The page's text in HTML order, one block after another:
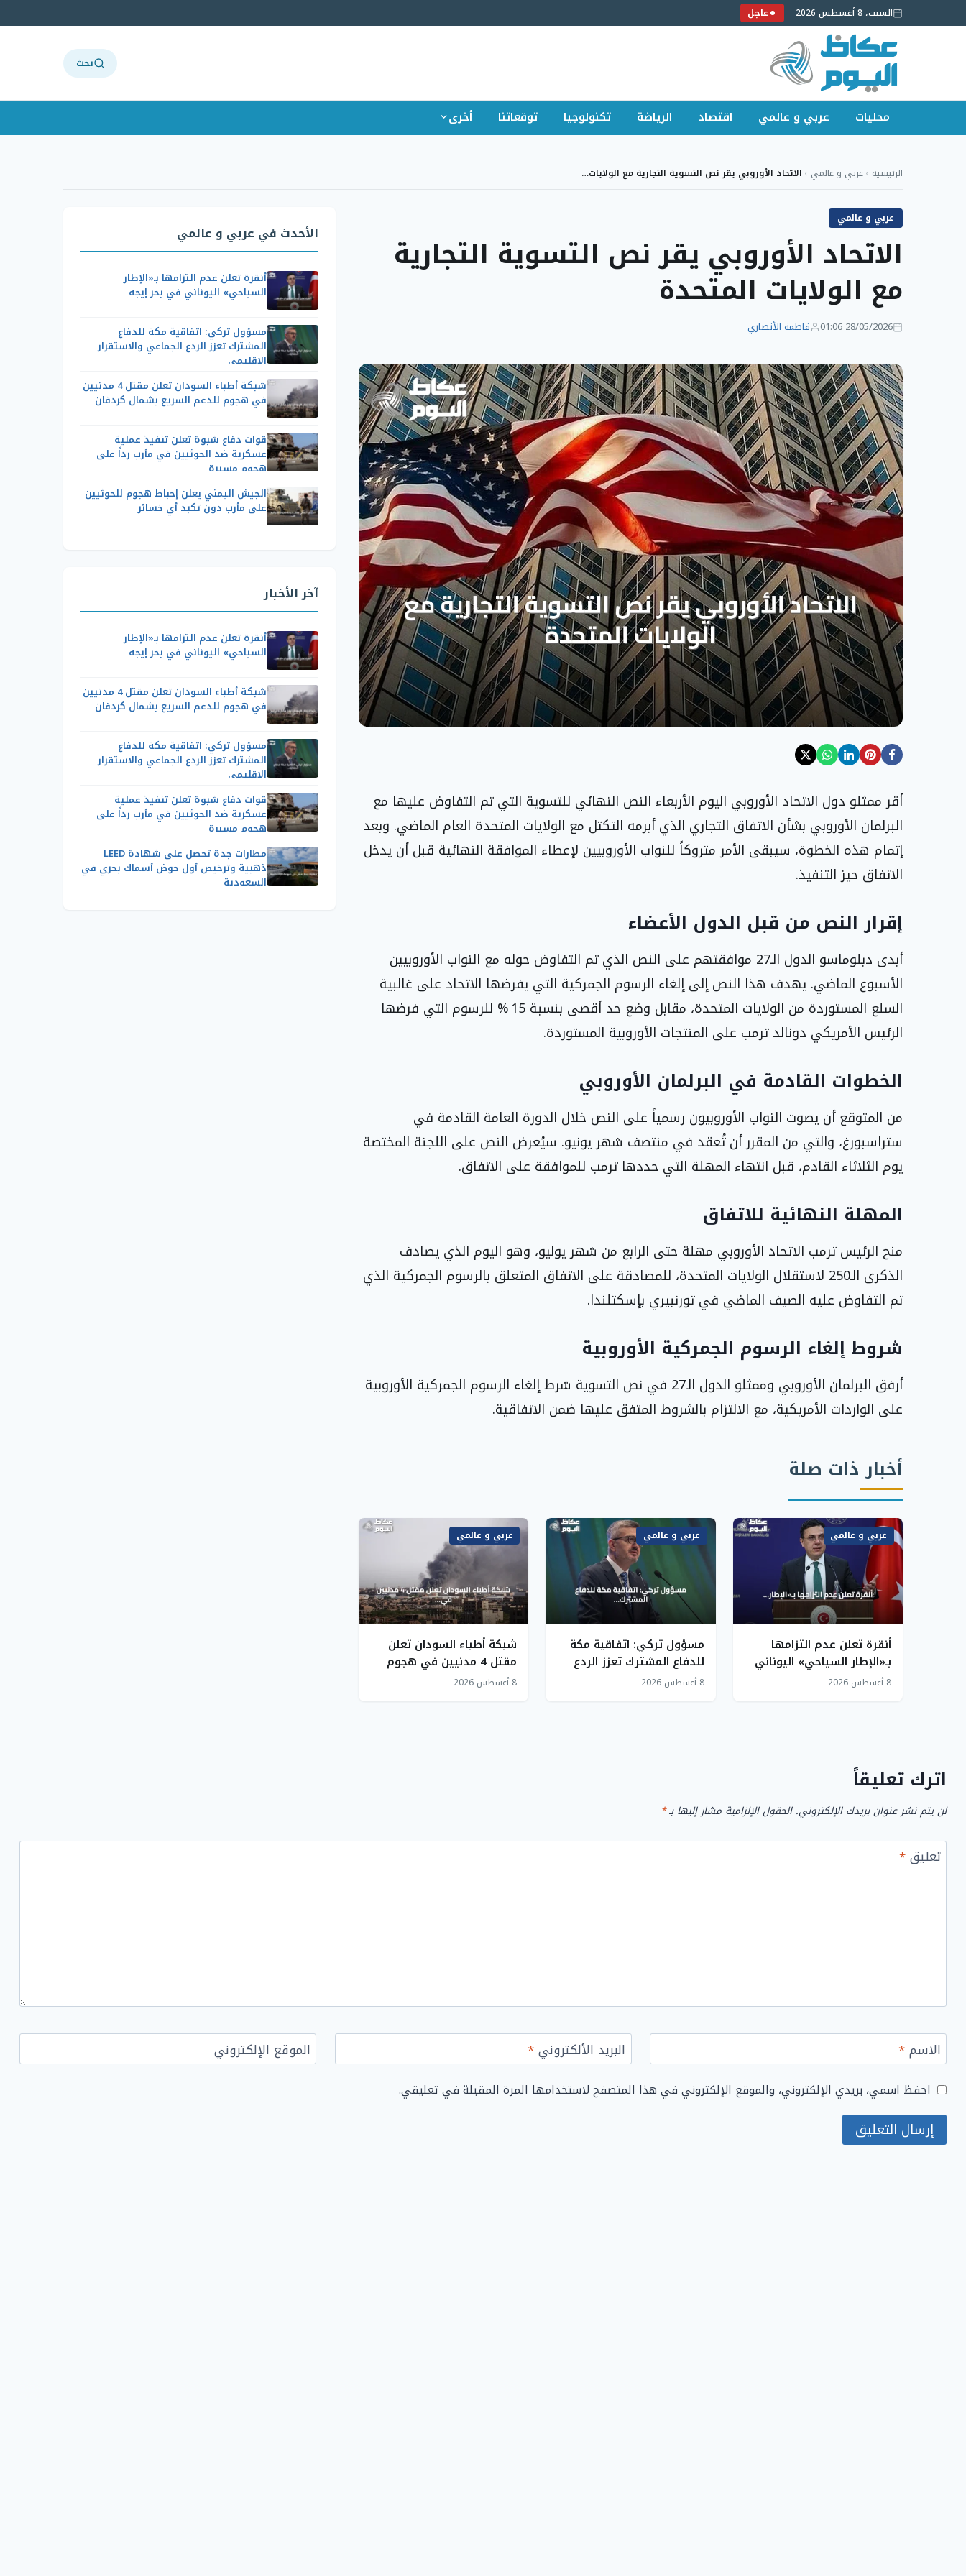
السبت، 8 أغسطس 2026 عاجل
بحث
محليات عربي و عالمي اقتصاد الرياضة تكنولوجيا توقعاتنا أخرى
الرئيسية ›عربي و عالمي › الاتحاد الأوروبي يقر نص التسوية التجارية مع الولايات…
عربي و عالمي
الاتحاد الأوروبي يقر نص التسوية التجارية
مع الولايات المتحدة
28/05/2026 01:06 فاطمة الأنصاري
أقر ممثلو دول الاتحاد الأوروبي اليوم الأربعاء النص النهائي للتسوية التي تم التفاوض عليها مع
البرلمان الأوروبي بشأن الاتفاق التجاري الذي أبرمه التكتل مع الولايات المتحدة العام الماضي. وبعد
إتمام هذه الخطوة، سيبقى الأمر متروكاً للنواب الأوروبيين لإعطاء الموافقة النهائية قبل أن يدخل
الاتفاق حيز التنفيذ.
إقرار النص من قبل الدول الأعضاء
أبدى دبلوماسو الدول الـ27 موافقتهم على النص الذي تم التفاوض حوله مع النواب الأوروبيين
الأسبوع الماضي. يهدف هذا النص إلى إلغاء الرسوم الجمركية التي يفرضها الاتحاد على غالبية
السلع المستوردة من الولايات المتحدة، مقابل وضع حد أقصى بنسبة 15 % للرسوم التي فرضها
الرئيس الأمريكي دونالد ترمب على المنتجات الأوروبية المستوردة.
الخطوات القادمة في البرلمان الأوروبي
من المتوقع أن يصوت النواب الأوروبيون رسمياً على النص خلال الدورة العامة القادمة في
ستراسبورغ، والتي من المقرر أن تُعقد في منتصف شهر يونيو. سيُعرض النص على اللجنة المختصة
يوم الثلاثاء القادم، قبل انتهاء المهلة التي حددها ترمب للموافقة على الاتفاق.
المهلة النهائية للاتفاق
منح الرئيس ترمب الاتحاد الأوروبي مهلة حتى الرابع من شهر يوليو، وهو اليوم الذي يصادف
الذكرى الـ250 لاستقلال الولايات المتحدة، للمصادقة على الاتفاق المتعلق بالرسوم الجمركية الذي
تم التفاوض عليه الصيف الماضي في تورنبيري بإسكتلندا.
شروط إلغاء الرسوم الجمركية الأوروبية
أرفق البرلمان الأوروبي وممثلو الدول الـ27 في نص التسوية شرط إلغاء الرسوم الجمركية الأوروبية
على الواردات الأمريكية، مع الالتزام بالشروط المتفق عليها ضمن الاتفاقية.
أخبار ذات صلة
عربي و عالمي
أنقرة تعلن عدم التزامها
بـ«الإطار السياحي» اليوناني
في بحر إيجه
8 أغسطس 2026
عربي و عالمي
مسؤول تركي: اتفاقية مكة
للدفاع المشترك تعزز الردع
الجماعي والاستقرار الإقليمي
8 أغسطس 2026
عربي و عالمي
شبكة أطباء السودان تعلن
مقتل 4 مدنيين في هجوم
للدعم السريع بشمال كردفان
8 أغسطس 2026
الأحدث في عربي و عالمي
أنقرة تعلن عدم التزامها بـ«الإطار
السياحي» اليوناني في بحر إيجه
مسؤول تركي: اتفاقية مكة للدفاع
المشترك تعزز الردع الجماعي والاستقرار
الإقليمي
شبكة أطباء السودان تعلن مقتل 4 مدنيين
في هجوم للدعم السريع بشمال كردفان
قوات دفاع شبوة تعلن تنفيذ عملية
عسكرية ضد الحوثيين في مأرب رداً على
هجوم مسيرة
الجيش اليمني يعلن إحباط هجوم للحوثيين
على مأرب دون تكبد أي خسائر
آخر الأخبار
أنقرة تعلن عدم التزامها بـ«الإطار
السياحي» اليوناني في بحر إيجه
شبكة أطباء السودان تعلن مقتل 4 مدنيين
في هجوم للدعم السريع بشمال كردفان
مسؤول تركي: اتفاقية مكة للدفاع
المشترك تعزز الردع الجماعي والاستقرار
الإقليمي
قوات دفاع شبوة تعلن تنفيذ عملية
عسكرية ضد الحوثيين في مأرب رداً على
هجوم مسيرة
مطارات جدة تحصل على شهادة LEED
ذهبية وترخيص أول حوض أسماك بحري في
السعودية
اترك تعليقاً
لن يتم نشر عنوان بريدك الإلكتروني. الحقول الإلزامية مشار إليها بـ*
تعليق*
الاسم* البريد الألكتروني* الموقع الإلكتروني
احفظ اسمي، بريدي الإلكتروني، والموقع الإلكتروني في هذا المتصفح لاستخدامها المرة المقبلة في تعليقي.